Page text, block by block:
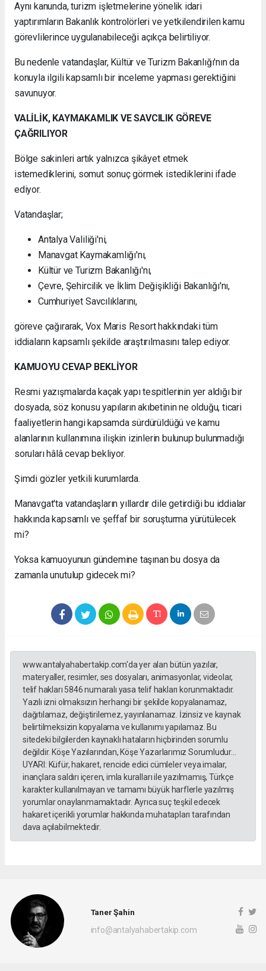
Aynı kanunda, turizm işletmelerine yönelik idari
yaptırımların Bakanlık kontrolörleri ve yetkilendirilen kamu
görevlilerince uygulanabileceği açıkça belirtiliyor.
Bu nedenle vatandaşlar, Kültür ve Turizm Bakanlığı'nın da
konuyla ilgili kapsamlı bir inceleme yapması gerektiğini
savunuyor.
VALİLİK, KAYMAKAMLIK VE SAVCILIK GÖREVE
ÇAĞRILIYOR
Bölge sakinleri artık yalnızca şikâyet etmek
istemediklerini, somut sonuç görmek istediklerini ifade
ediyor.
Vatandaşlar;
Antalya Valiliği'ni,
Manavgat Kaymakamlığı'nı,
Kültür ve Turizm Bakanlığı'nı,
Çevre, Şehircilik ve İklim Değişikliği Bakanlığı'nı,
Cumhuriyet Savcılıklarını,
göreve çağırarak, Vox Maris Resort hakkındaki tüm
iddiaların kapsamlı şekilde araştırılmasını talep ediyor.
KAMUOYU CEVAP BEKLİYOR
Resmi yazışmalarda kaçak yapı tespitlerinin yer aldığı bir
dosyada, söz konusu yapıların akıbetinin ne olduğu, ticari
faaliyetlerin hangi kapsamda sürdürüldüğü ve kamu
alanlarının kullanımına ilişkin izinlerin bulunup bulunmadığı
soruları hâlâ cevap bekliyor.
Şimdi gözler yetkili kurumlarda.
Manavgat'ta vatandaşların yıllardır dile getirdiği bu iddialar
hakkında kapsamlı ve şeffaf bir soruşturma yürütülecek
mi?
Yoksa kamuoyunun gündemine taşınan bu dosya da
zamanla unutulup gidecek mi?
www.antalyahabertakip.com'da yer alan bütün yazılar,
materyaller, resimler, ses dosyaları, animasyonlar, videolar,
telif hakları 5846 numaralı yasa telif hakları korunmaktadır.
Yazılı izni olmaksızın herhangi bir şekilde kopyalanamaz,
dağıtılamaz, değiştirilemez, yayınlanamaz. İzinsiz ve kaynak
belirtilmeksizin kopyalama ve kullanımı yapılamaz. Bu
sitedeki bilgilerden kaynaklı hataların hiçbirinden sorumlu
değildir. Köşe Yazılarından, Köşe Yazarlarımız Sorumludur...
UYARI: Küfür, hakaret, rencide edici cümleler veya imalar,
inançlara saldırı içeren, imla kuralları ile yazılmamış, Türkçe
karakter kullanılmayan ve tamamı büyük harflerle yazılmış
yorumlar onaylanmamaktadır. Ayrıca suç teşkil edecek
hakaret içerikli yorumlar hakkında muhatapları tarafından
dava açılabilmektedir.
Taner Şahin
info@antalyahabertakip.com